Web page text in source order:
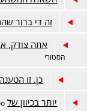
זה די ברור
אתה צודק,
הסטורי
כן. זו
יותר בכיוון של